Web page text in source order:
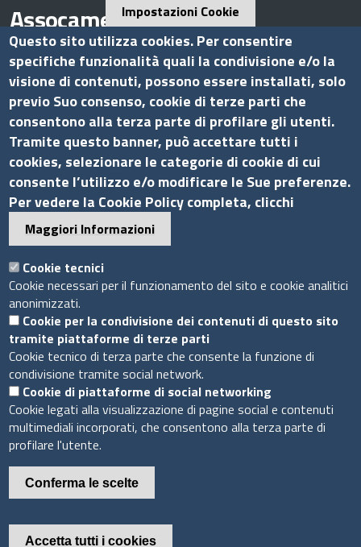
Assocamerestero
Contatti
Via G.B. Morgagni, 13 - 00161 Roma
Tel.: +39 06 44231314
P.Iva 01898631005
C.F. 07888290587
Pecinfo.assocamerestero@legalmail.it
info@assocamerestero.it
dpo@assocamerestero.it
Seguici su
Sito web
Accesso INTRANET
Mappa del sito
Privacy Policy
Cookie Policy
Piè
Powered by InfoCamere
Impostazioni Cookie
Questo sito utilizza cookies. Per consentire
specifiche funzionalità quali la condivisione e/o la
visione di contenuti, possono essere installati, solo
previo Suo consenso, cookie di terze parti che
consentono alla terza parte di profilare gli utenti.
Tramite questo banner, può accettare tutti i
cookies, selezionare le categorie di cookie di cui
consente l’utilizzo e/o modificare le Sue preferenze.
Per vedere la Cookie Policy completa, clicchi
Maggiori Informazioni
Cookie tecnici
Cookie necessari per il funzionamento del sito e cookie analitici
anonimizzati.
Cookie per la condivisione dei contenuti di questo sito
tramite piattaforme di terze parti
Cookie tecnico di terza parte che consente la funzione di
condivisione tramite social network.
Cookie di piattaforme di social networking
Cookie legati alla visualizzazione di pagine social e contenuti
multimediali incorporati, che consentono alla terza parte di
profilare l'utente.
Conferma le scelte
Accetta tutti i cookies